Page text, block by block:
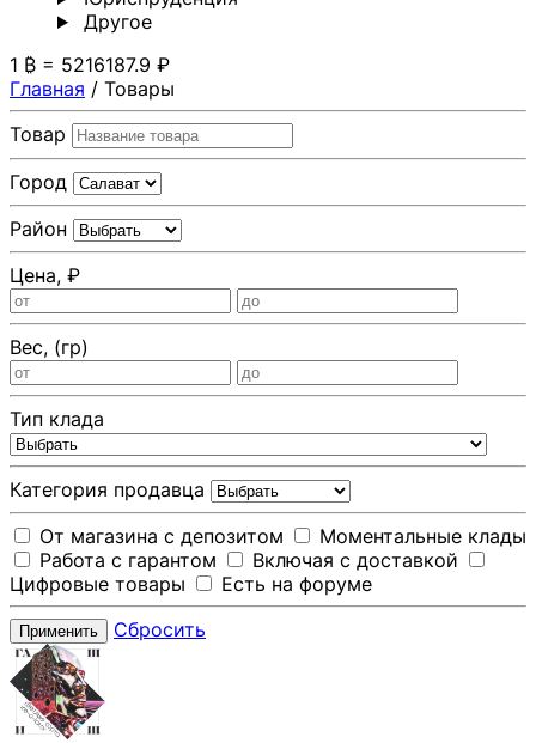
Другoе
1 ₿ = 5216187.9 ₽
Главная / Товары
Товар
Город
Район
Цена, ₽
Вес, (гр)
Тип клада
Категория продавца
От магазина с депозитом
Моментальные клады
Работа с гарантом
Включая с доставкой
Цифровые товары
Есть на форуме
Применить Сбросить